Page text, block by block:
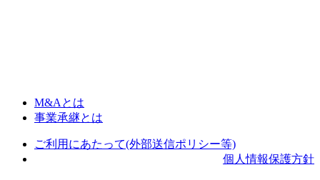
M&Aとは
事業承継とは
ご利用にあたって(外部送信ポリシー等)
個人情報保護方針